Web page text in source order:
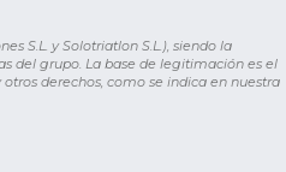
S.L. y Solotriatlon S.L.), siendo la
del grupo. La base de legitimación es el
derechos, como se indica en nuestra